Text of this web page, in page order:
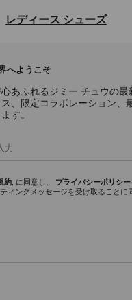
レディース シューズ
からステートメントスタイルま
ュアリーなレディース シューズ
パンプス
れるシグネチャーパンプスには
ています。どんなワードローブ
る、モダンなシルエットをご覧
スリッパ
ァミリーは、多彩な彫刻的シ
ネチャーなハードウェアをあし
シップを兼ね備えた、エフォー
装飾を施し、モダンなアクセン
へようこそ
あふれるジミー チュウの最
、限定コラボレーション、
す。
約, に同意し、 プライバシーポリシー
ィングメッセージを受け取ることに